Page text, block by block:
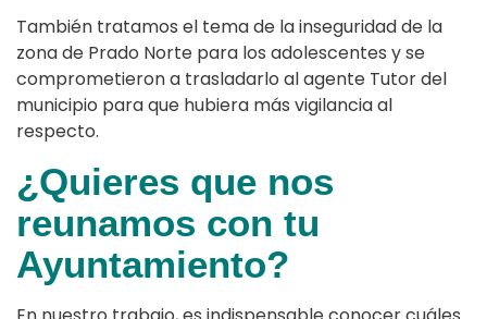
También tratamos el tema de la inseguridad de la
zona de Prado Norte para los adolescentes y se
comprometieron a trasladarlo al agente Tutor del
municipio para que hubiera más vigilancia al
respecto.
¿Quieres que nos
reunamos con tu
Ayuntamiento?